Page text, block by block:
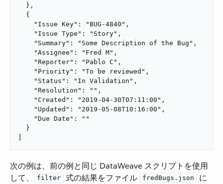
  },
  {
    "Issue Key": "BUG-4840",
    "Issue Type": "Story",
    "Summary": "Some Description of the Bug",
    "Assignee": "Fred M",
    "Reporter": "Pablo C",
    "Priority": "To be reviewed",
    "Status": "In Validation",
    "Resolution": "",
    "Created": "2019-04-30T07:11:00",
    "Updated": "2019-05-08T10:16:00",
    "Due Date": ""
  }
次の例は、前の例と同じ DataWeave スクリプトを使用
して、​
filter ​ 式の結果をファイル ​ fredBugs.json
​ に